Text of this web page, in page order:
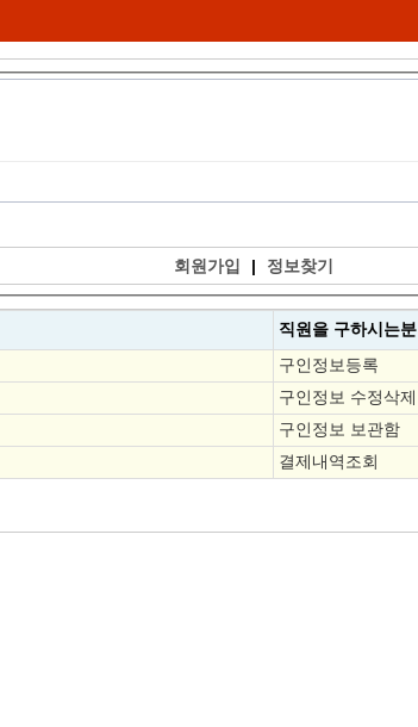
회원가입 | 정보찾기
직원을 구하시는분
구인정보등록
구인정보 수정삭제
구인정보 보관함
결제내역조회